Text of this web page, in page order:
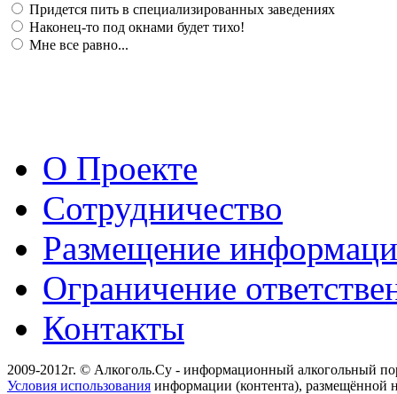
Придется пить в специализированных заведениях
Наконец-то под окнами будет тихо!
Мне все равно...
О Проекте
Сотрудничество
Размещение
Ограничение
Контакты
2009-2012г. © Алкоголь.Су - информационный алкогольный
Условия использования информации (контента), размещённой